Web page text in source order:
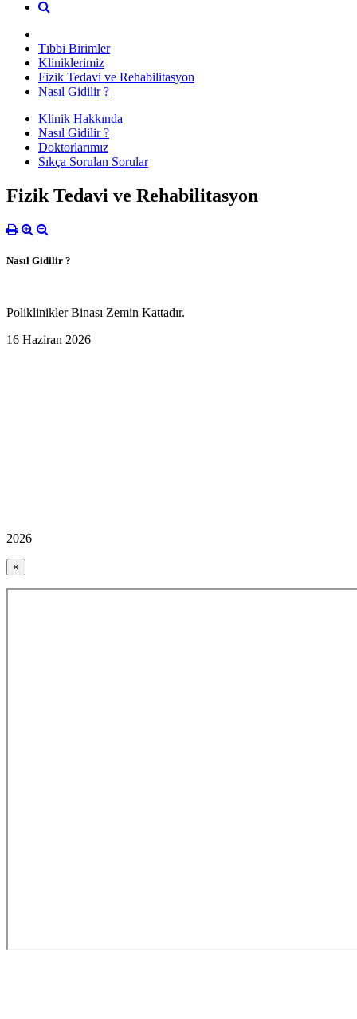
Tıbbi Birimler
Kliniklerimiz
Fizik Tedavi ve Rehabilitasyon
Nasıl Gidilir ?
Klinik Hakkında
Nasıl Gidilir ?
Doktorlarımız
Sıkça Sorulan Sorular
Fizik Tedavi ve Rehabilitasyon
Nasıl Gidilir ?
Poliklinikler Binası Zemin Kattadır.
16 Haziran 2026
2026
×